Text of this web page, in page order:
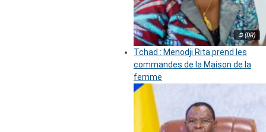
© (DR)
Tchad : Menodji Rita prend les
commandes de la Maison de la
femme